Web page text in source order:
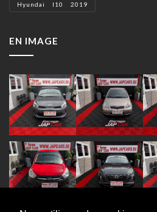
Hyundai I10 2019
EN IMAGE